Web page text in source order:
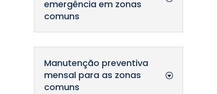
emergência em zonas
comuns
Manutenção preventiva
mensal para as zonas
comuns